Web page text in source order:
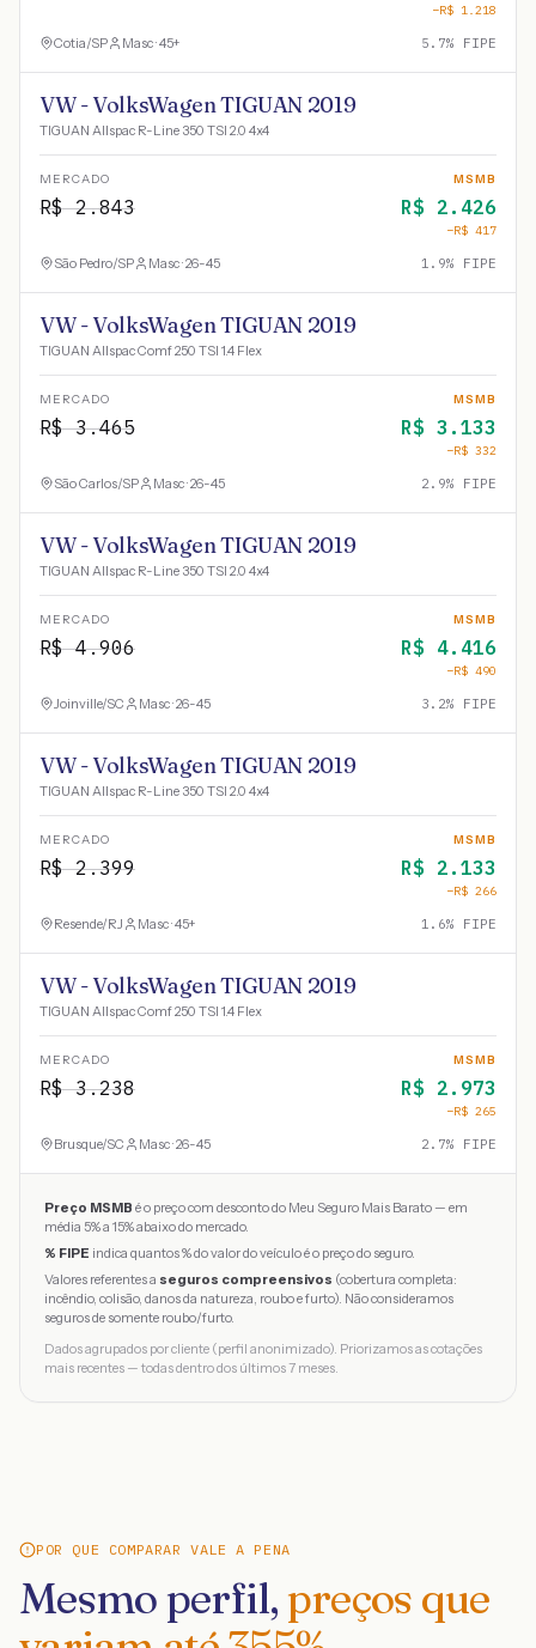
−R$ 1.218
Cotia/SP Masc · 45+ 5.7% FIPE
VW - VolksWagen TIGUAN 2019
TIGUAN Allspac R-Line 350 TSI 2.0 4x4
MERCADO
R$2.843
MSMB
R$ 2.426
−R$ 417
São Pedro/SP Masc · 26-45 1.9% FIPE
VW - VolksWagen TIGUAN 2019
TIGUAN Allspac Comf 250 TSI 1.4 Flex
MERCADO
R$3.465
MSMB
R$ 3.133
−R$ 332
São Carlos/SP Masc · 26-45 2.9% FIPE
VW - VolksWagen TIGUAN 2019
TIGUAN Allspac R-Line 350 TSI 2.0 4x4
MERCADO
R$4.906
MSMB
R$ 4.416
−R$ 490
Joinville/SC Masc · 26-45 3.2% FIPE
VW - VolksWagen TIGUAN 2019
TIGUAN Allspac R-Line 350 TSI 2.0 4x4
MERCADO
R$2.399
MSMB
R$ 2.133
−R$ 266
Resende/RJ Masc · 45+ 1.6% FIPE
VW - VolksWagen TIGUAN 2019
TIGUAN Allspac Comf 250 TSI 1.4 Flex
MERCADO
R$3.238
MSMB
R$ 2.973
−R$ 265
Brusque/SC Masc · 26-45 2.7% FIPE
Preço MSMB é o preço com desconto do Meu Seguro Mais Barato — em
média 5% a 15% abaixo do mercado.
% FIPE indica quantos % do valor do veículo é o preço do seguro.
Valores referentes a seguros compreensivos (cobertura completa:
incêndio, colisão, danos da natureza, roubo e furto). Não consideramos
seguros de somente roubo/furto.
Dados agrupados por cliente (perfil anonimizado). Priorizamos as cotações
mais recentes — todas dentro dos últimos 7 meses.
POR QUE COMPARAR VALE A PENA
Mesmo perfil, preços que